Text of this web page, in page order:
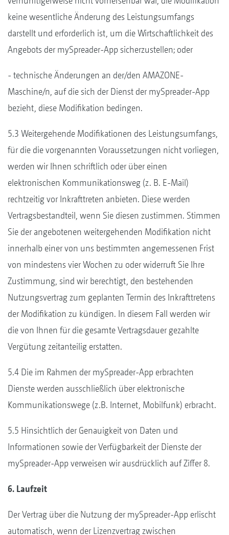
keine wesentliche Änderung des Leistungsumfangs
darstellt und erforderlich ist, um die Wirtschaftlichkeit des
Angebots der mySpreader-App sicherzustellen; oder
- technische Änderungen an der/den AMAZONE-
Maschine/n, auf die sich der Dienst der mySpreader-App
bezieht, diese Modifikation bedingen.
5.3 Weitergehende Modifikationen des Leistungsumfangs,
für die die vorgenannten Voraussetzungen nicht vorliegen,
werden wir Ihnen schriftlich oder über einen
elektronischen Kommunikationsweg (z. B. E-Mail)
rechtzeitig vor Inkrafttreten anbieten. Diese werden
Vertragsbestandteil, wenn Sie diesen zustimmen. Stimmen
Sie der angebotenen weitergehenden Modifikation nicht
innerhalb einer von uns bestimmten angemessenen Frist
von mindestens vier Wochen zu oder widerruft Sie Ihre
Zustimmung, sind wir berechtigt, den bestehenden
Nutzungsvertrag zum geplanten Termin des Inkrafttretens
der Modifikation zu kündigen. In diesem Fall werden wir
die von Ihnen für die gesamte Vertragsdauer gezahlte
Vergütung zeitanteilig erstatten.
5.4 Die im Rahmen der mySpreader-App erbrachten
Dienste werden ausschließlich über elektronische
Kommunikationswege (z.B. Internet, Mobilfunk) erbracht.
5.5 Hinsichtlich der Genauigkeit von Daten und
Informationen sowie der Verfügbarkeit der Dienste der
mySpreader-App verweisen wir ausdrücklich auf Ziffer 8.
6. Laufzeit
Der Vertrag über die Nutzung der mySpreader-App erlischt
automatisch, wenn der Lizenzvertrag zwischen